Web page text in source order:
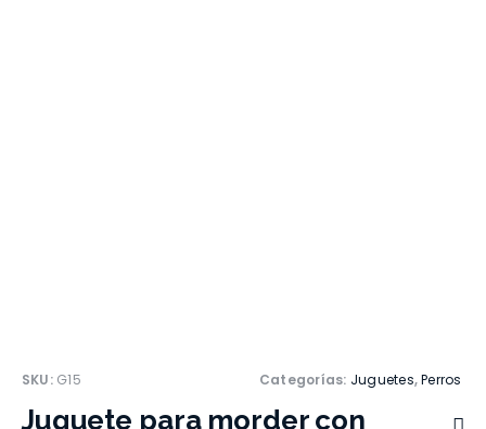
SKU: G15 Categorías: Juguetes,Perros
Juguete para morder con